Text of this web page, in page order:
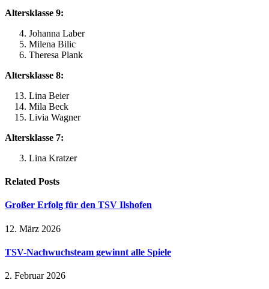
Altersklasse 9:
Johanna Laber
Milena Bilic
Theresa Plank
Altersklasse 8:
Lina Beier
Mila Beck
Livia Wagner
Altersklasse 7:
Lina Kratzer
Related Posts
Großer Erfolg für den TSV Ilshofen
12. März 2026
TSV-Nachwuchsteam gewinnt alle Spiele
2. Februar 2026